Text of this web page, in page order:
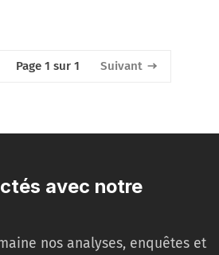
Page 1 sur 1 Suivant
avec notre
nos analyses, enquêtes et